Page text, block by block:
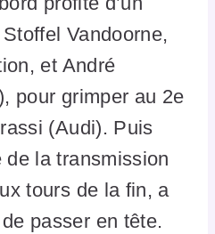
Vandoorne,
et André
pour grimper au 2e
(Audi). Puis
la transmission
tours de la fin, a
passer en tête.